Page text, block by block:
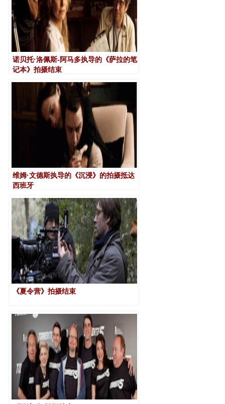
诺贝托·洛佩斯-阿马多执导的《萨拉的笔
记本》拍摄结束
维姆·文德斯执导的《沉浸》的拍摄抵达
西班牙
《夏令营》拍摄结束